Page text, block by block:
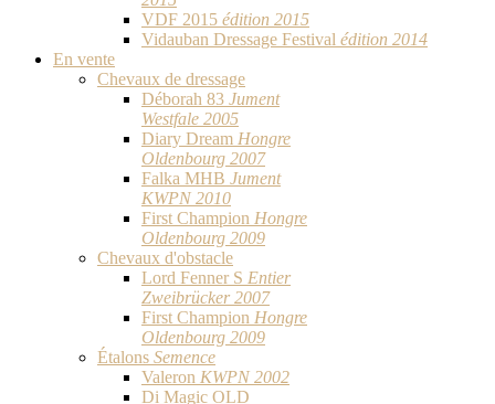
VDF 2015 édition 2015
Vidauban Dressage Festival édition 2014
En vente
Chevaux de dressage
Déborah 83 Jument
Westfale 2005
Diary Dream Hongre
Oldenbourg 2007
Falka MHB Jument
KWPN 2010
First Champion Hongre
Oldenbourg 2009
Chevaux d'obstacle
Lord Fenner S Entier
Zweibrücker 2007
First Champion Hongre
Oldenbourg 2009
Étalons Semence
Valeron KWPN 2002
Di Magic OLD